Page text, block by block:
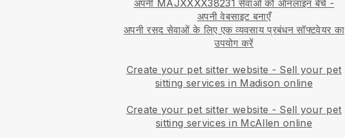
अपनी MAJXXXX38231 सेवाओं को ऑनलाइन बेचें -
अपनी वेबसाइट बनाएँ
अपनी रसद सेवाओं के लिए एक व्यवसाय प्रबंधन सॉफ्टवेयर का
उपयोग करें
Create your pet sitter website - Sell your pet
sitting services in Madison online
Create your pet sitter website - Sell your pet
sitting services in McAllen online